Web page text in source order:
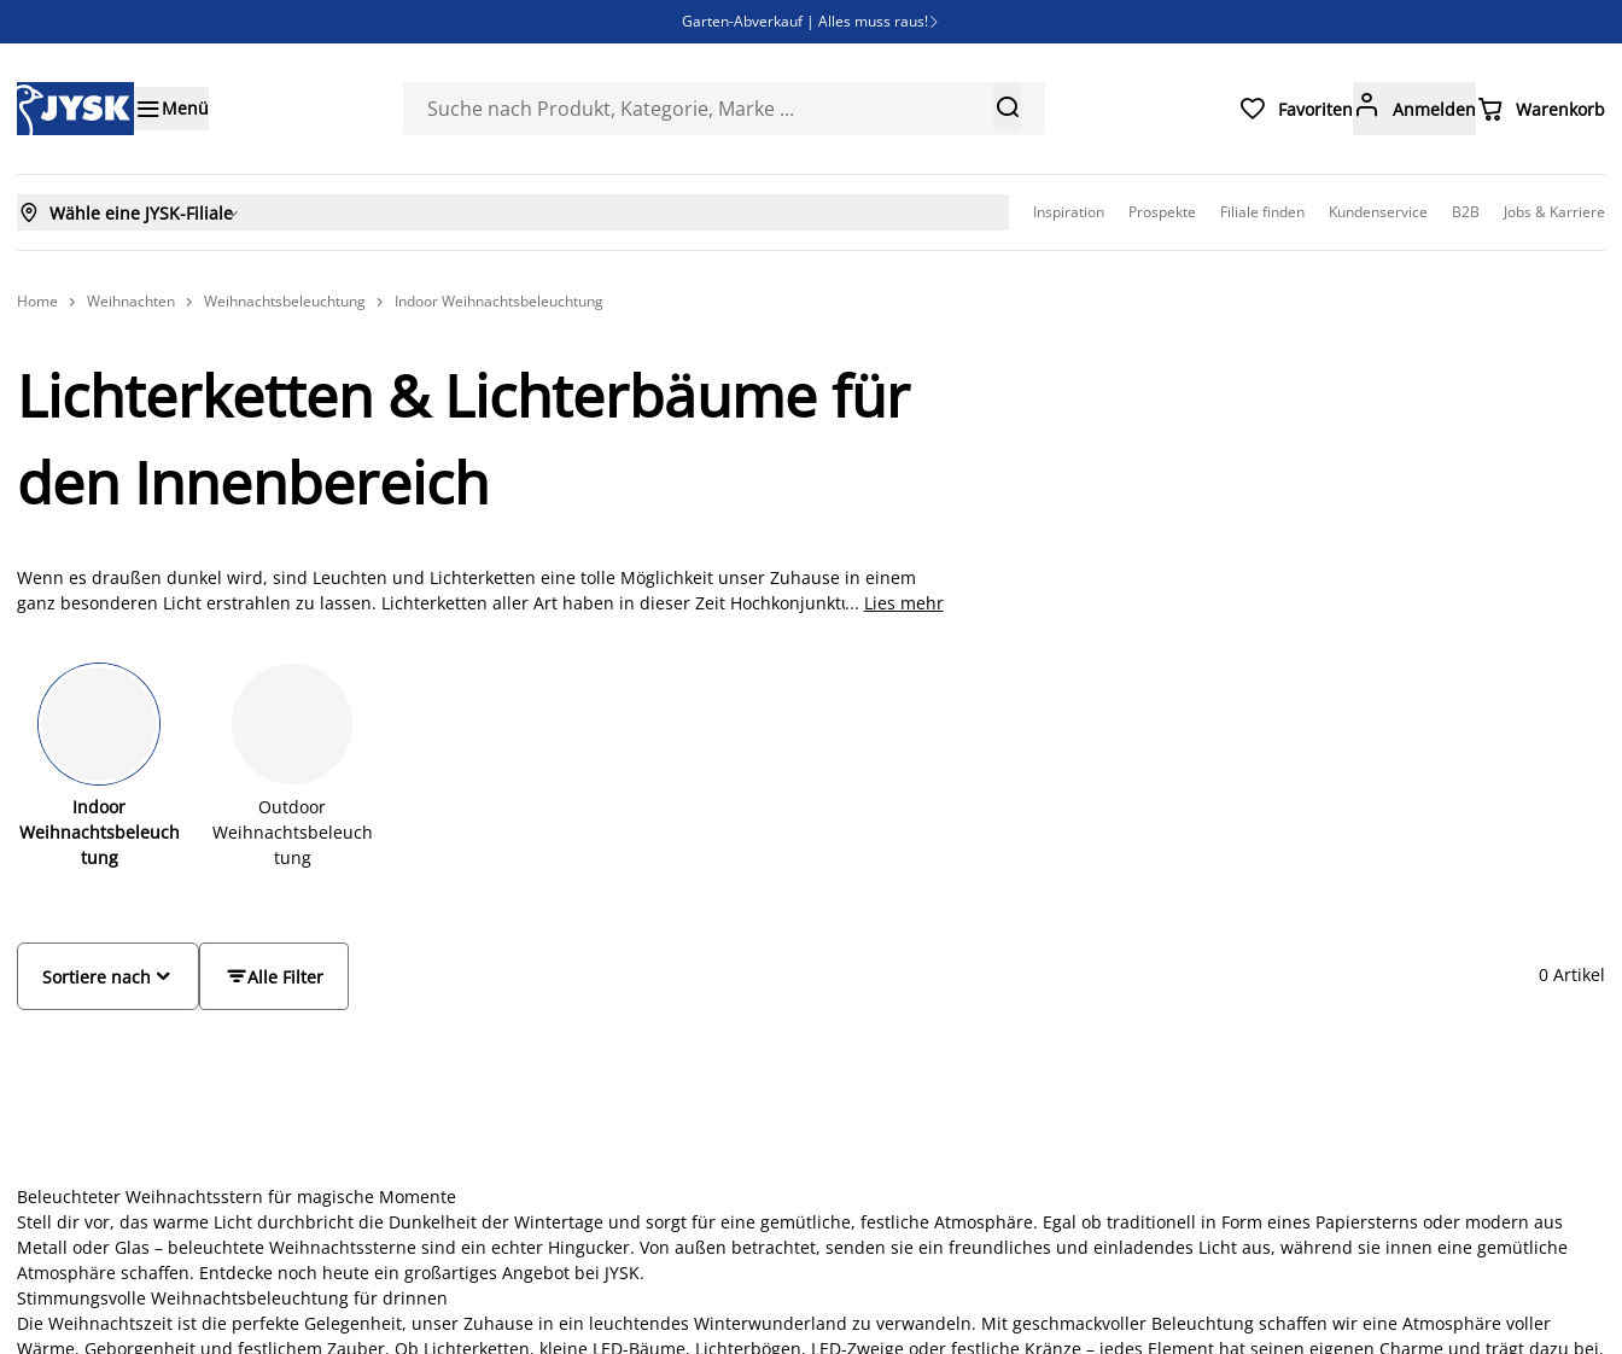
Garten-Abverkauf | Alles muss raus! 
Bist du Unternehmer? Entdecke JYSK-B2B
Menü   Favoriten  Anmelden Warenkorb
 Wähle eine JYSK-Filiale Inspiration Prospekte Filiale finden Kundenservice B2B Jobs & Karriere
Home  Weihnachten  Weihnachtsbeleuchtung  Indoor Weihnachtsbeleuchtung
Lichterketten & Lichterbäume für
den Innenbereich
Wenn es draußen dunkel wird, sind Leuchten und Lichterketten eine tolle Möglichkeit unser Zuhause in einem
ganz besonderen Licht erstrahlen zu lassen. Lichterketten aller Art haben in dieser Zeit Hochkonjunktur. Dabei ist
deine Bedürfnisse. Du bist auf der Suche nach der passenden Dekoration für deine Fenster im Wohnzimmer oder
in der Küche? Wie wäre es dann mit einem Sternenvorhang, Weihnachtsstern, Weihnachtsbaum oder Leuchten
mit weihnachtlichen Motiven wie Sterne, Engel oder Tannenbäume? Entdecke unser Sortiment online oder
besuche uns in einer unserer zahlreichen Filialen.
... Lies mehr
Indoor
Weihnachtsbeleuch
tung
Outdoor
Weihnachtsbeleuch
tung
Alle Filter

Sortiere nach 0 Artikel
Beleuchteter Weihnachtsstern für magische Momente
Stell dir vor, das warme Licht durchbricht die Dunkelheit der Wintertage und sorgt für eine gemütliche, festliche Atmosphäre. Egal ob traditionell in Form eines Papiersterns oder modern aus
Metall oder Glas – beleuchtete Weihnachtssterne sind ein echter Hingucker. Von außen betrachtet, senden sie ein freundliches und einladendes Licht aus, während sie innen eine gemütliche
Atmosphäre schaffen. Entdecke noch heute ein großartiges Angebot bei JYSK.
Stimmungsvolle Weihnachtsbeleuchtung für drinnen
Die Weihnachtszeit ist die perfekte Gelegenheit, unser Zuhause in ein leuchtendes Winterwunderland zu verwandeln. Mit geschmackvoller Beleuchtung schaffen wir eine Atmosphäre voller
Wärme, Geborgenheit und festlichem Zauber. Ob Lichterketten, kleine LED-Bäume, Lichterbögen, LED-Zweige oder festliche Kränze – jedes Element hat seinen eigenen Charme und trägt dazu bei,